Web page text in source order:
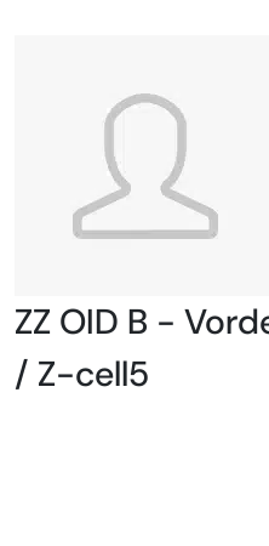
ZZ OID B -
/ Z-cell5